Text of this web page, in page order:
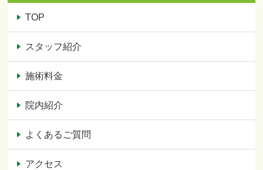
TOP
スタッフ紹介
施術料金
院内紹介
よくあるご質問
アクセス